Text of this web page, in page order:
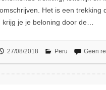
Het is een
je je beloning door de…
27/08/2018 Peru Geen